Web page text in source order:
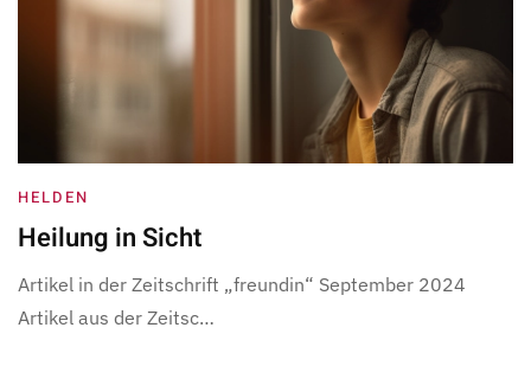
HELDEN
Heilung in Sicht
Artikel in der Zeitschrift „freundin“ September 2024
Artikel aus der Zeitsc…